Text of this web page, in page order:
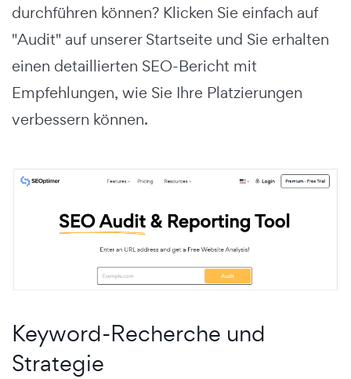
durchführen können? Klicken Sie einfach auf
"Audit" auf unserer Startseite und Sie erhalten
einen detaillierten SEO-Bericht mit
Empfehlungen, wie Sie Ihre Platzierungen
verbessern können.
Keyword-Recherche und
Strategie